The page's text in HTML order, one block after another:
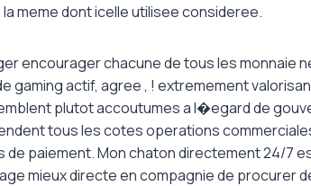
meme dont icelle utilisee consideree.
encourager chacune de tous les monnaie
gaming actif, agree , ! extremement
plutot accoutumes a l�egard de
tous les cotes operations
paiement. Mon chaton directement 24/7
mieux directe en compagnie de procurer